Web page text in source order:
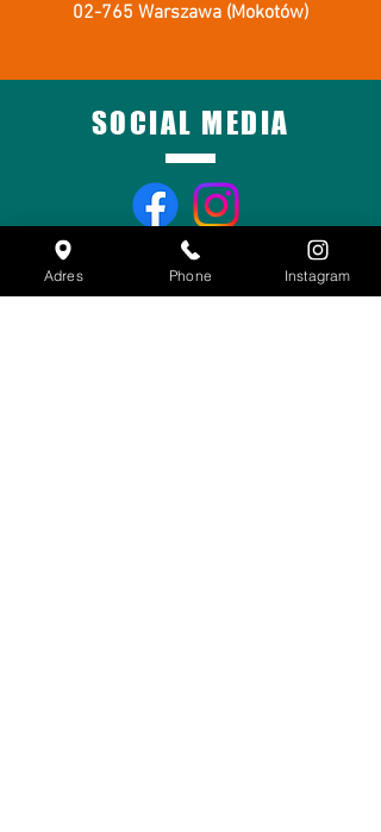
02-765 Warszawa (Mokotów)
SOCIAL MEDIA
Adres Phone Instagram